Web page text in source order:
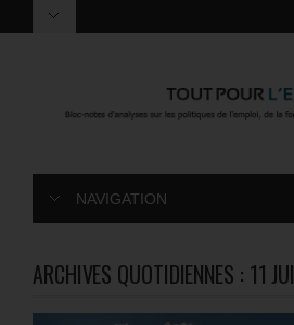
NAVIGATION
ARCHIVES QUOTIDIENNES : 11